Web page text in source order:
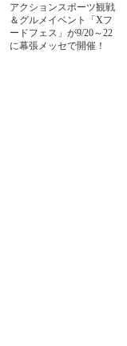
アクションスポーツ観戦
＆グルメイベント「Xフ
ードフェス」が9/20～22
に幕張メッセで開催！